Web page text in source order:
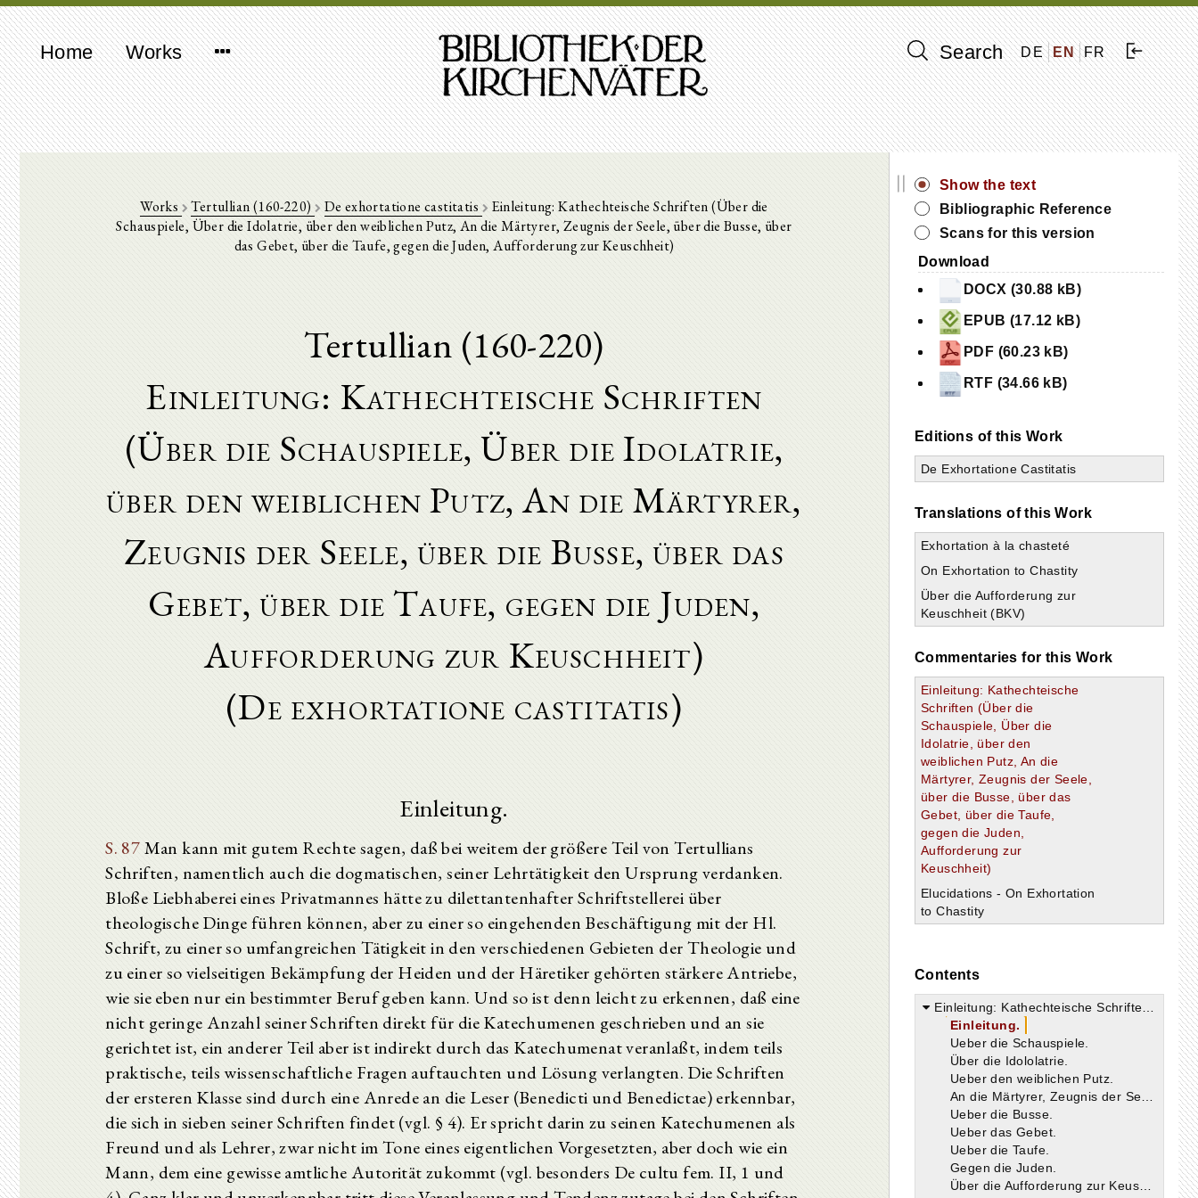
Home Works Search DE EN FR
Works Tertullian (160-220) De exhortatione castitatis
Einleitung: Kathechteische Schriften (Über die
Schauspiele, Über die Idolatrie, über den weiblichen Putz, An die Märtyrer, Zeugnis der Seele, über die Busse, über
das Gebet, über die Taufe, gegen die Juden, Aufforderung zur Keuschheit)
Tertullian (160-220)
Einleitung: Kathechteische Schriften
(Über die Schauspiele, Über die Idolatrie,
über den weiblichen Putz, An die Märtyrer,
Zeugnis der Seele, über die Busse, über das
Gebet, über die Taufe, gegen die Juden,
Aufforderung zur Keuschheit)
(De exhortatione castitatis)
Einleitung.
S. 87Man kann mit gutem Rechte sagen, daß bei weitem der größere Teil von Tertullians
Schriften, namentlich auch die dogmatischen, seiner Lehrtätigkeit den Ur­sprung verdanken.
Bloße Liebhaberei eines Privat­mannes hätte zu dilettantenhafter Schriftstellerei über
theologische Dinge führen können, aber zu einer so ein­gehenden Beschäftigung mit der Hl.
Schrift, zu einer so umfangreichen Tätigkeit in den verschiedenen Gebieten der Theologie und
zu einer so vielseitigen Bekämpfung der Heiden und der Häretiker gehörten stärkere An­triebe,
wie sie eben nur ein bestimmter Beruf geben kann. Und so ist denn leicht zu erkennen, daß eine
nicht geringe Anzahl seiner Schriften direkt für die Katechumenen geschrieben und an sie
gerichtet ist, ein anderer Teil aber ist indirekt durch das Katechumenat veranlaßt, indem teils
praktische, teils wissenschaft­liche Fragen auftauchten und Lösung verlangten. Die Schriften
der ersteren Klasse sind durch eine Anrede an die Leser (Benedicti und Benedictae) erkennbar,
die sich in sieben seiner Schriften findet (vgl. § 4). Er spricht darin zu seinen Katechumenen als
Freund und als Lehrer, zwar nicht im Tone eines eigentlichen Vor­gesetzten, aber doch wie ein
Mann, dem eine gewisse amtliche Autorität zukommt (vgl. besonders De cultu fem. II, 1 und
||
Show the text
Bibliographic Reference
Scans for this version
Download
DOCX (30.88 kB)
EPUB (17.12 kB)
PDF (60.23 kB)
RTF (34.66 kB)
Editions of this Work
De Exhortatione Castitatis
Translations of this Work
Exhortation à la chasteté
On Exhortation to Chastity
Über die Aufforderung zur
Keuschheit (BKV)
Commentaries for this Work
Einleitung: Kathechteische
Schriften (Über die
Schauspiele, Über die
Idolatrie, über den
weiblichen Putz, An die
Märtyrer, Zeugnis der Seele,
über die Busse, über das
Gebet, über die Taufe,
gegen die Juden,
Aufforderung zur
Keuschheit)
Elucidations - On Exhortation
to Chastity
Contents
Einleitung: Kathechteische Schriften (Über die Schauspiele, Über die Idolatrie, über den weiblichen Putz, An die Märtyrer, Zeugnis der Seele, über die Busse, über das Gebet, über die Taufe, gegen die Juden, Aufforderung zur Keuschheit)
Einleitung.
Ueber die Schauspiele.
Über die Idololatrie.
Ueber den weiblichen Putz.
Ueber die Busse.
Ueber das Gebet.
Ueber die Taufe.
Gegen die Juden.